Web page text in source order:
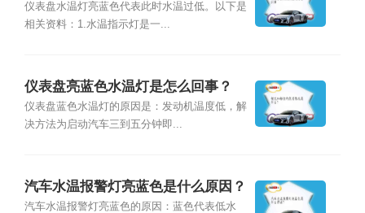
仪表盘水温灯亮蓝色代表此时水温过低。以下是
相关资料：1.水温指示灯是一...
仪表盘亮蓝色水温灯是怎么回事？
仪表盘蓝色水温灯的原因是：发动机温度低，解
决方法为启动汽车三到五分钟即...
汽车水温报警灯亮蓝色是什么原因？
汽车水温报警灯亮蓝色的原因：蓝色代表低水